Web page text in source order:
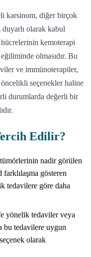
karsinom, diğer birçok
olarak kabul
kemoterapi
olmasıdır. Bu
ve immünoterapiler,
seçenekler haline
durumlarda değerli bir
Edilir?
nadir görülen
gösteren
tedavilere göre daha
yönelik tedaviler veya
bu tedavilere uygun
olarak